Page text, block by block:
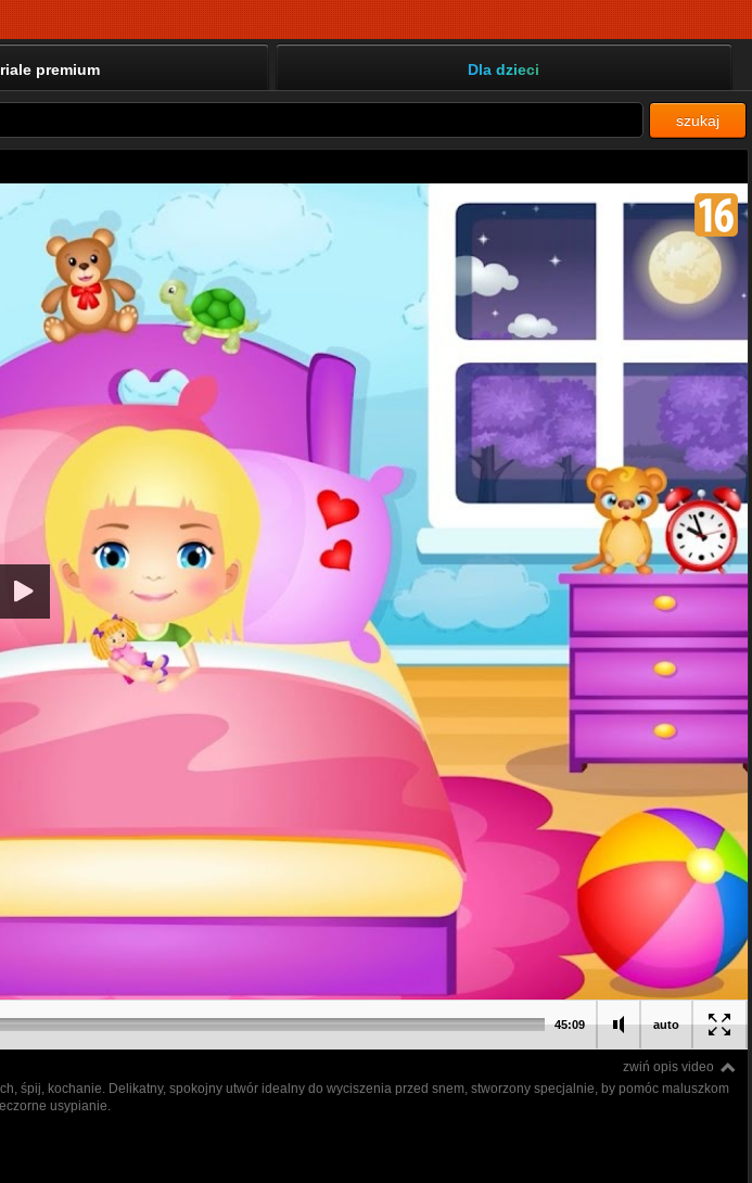
premium Dla dzieci
szukaj
auto
45:09
zwiń opis video
śpij, kochanie. Delikatny, spokojny utwór idealny do wyciszenia przed snem, stworzony specjalnie, by pomóc maluszkom
usypianie.